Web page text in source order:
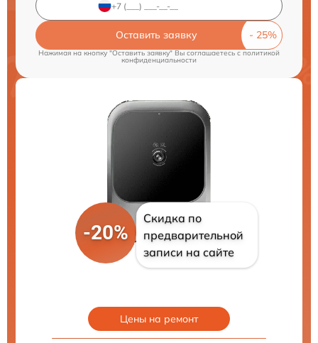
Оставить заявку
Нажимая на кнопку "Оставить заявку" Вы соглашаетесь cполитикой
конфиденциальности
-20%
Скидка по
предварительной
записи на сайте
Цены на ремонт